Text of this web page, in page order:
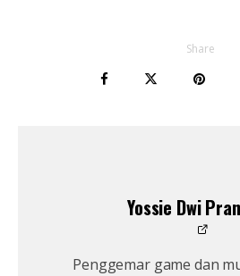
Share
Yossie Dwi
Penggemar game dan